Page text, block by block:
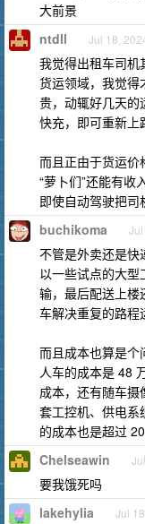
大前景
ntdll Jul 18,
我觉得出租车司机
货运领域，我觉
贵，动辄好几天的
快充，即可重新上
而且正由于货运价
“萝卜们”还能有收
即使自动驾驶把司
buchikoma
不管是外卖还是快
以一些试点的大
输，最后配送上楼
车解决重复的路程
而且成本也算是个
人车的成本是 48
成本，还有随车
套工控机、供电系
的成本也是超过 20
Chelseawin
要我饿死吗
lakehylia Jul